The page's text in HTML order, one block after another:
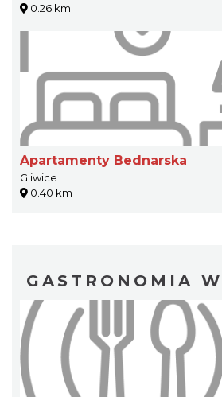
0.26 km
Apartamenty Bednarska
Gliwice
0.40 km
GASTRONOMIA